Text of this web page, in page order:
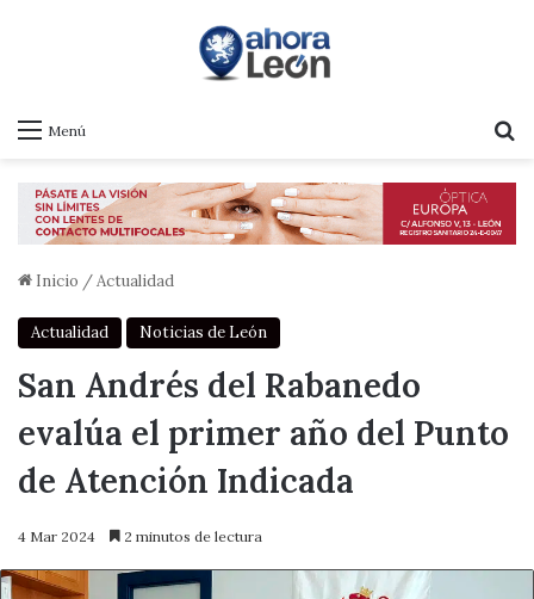
Menú
Inicio /Actualidad
Actualidad Noticias de León
San Andrés del Rabanedo
evalúa el primer año del Punto
de Atención Indicada
4 Mar 2024 2 minutos de lectura